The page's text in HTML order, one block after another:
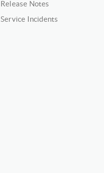
Release Notes
Service Incidents